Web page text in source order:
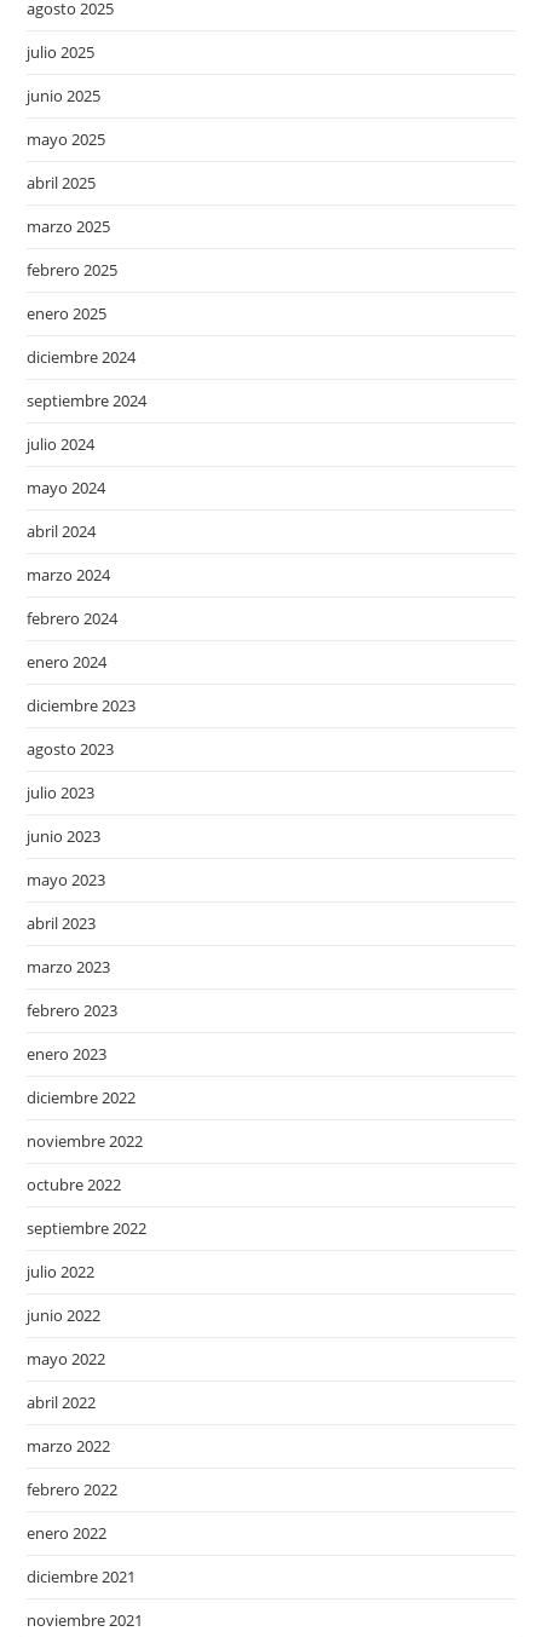
agosto 2025
julio 2025
junio 2025
mayo 2025
abril 2025
marzo 2025
febrero 2025
enero 2025
diciembre 2024
septiembre 2024
julio 2024
mayo 2024
abril 2024
marzo 2024
febrero 2024
enero 2024
diciembre 2023
agosto 2023
julio 2023
junio 2023
mayo 2023
abril 2023
marzo 2023
febrero 2023
enero 2023
diciembre 2022
noviembre 2022
octubre 2022
septiembre 2022
julio 2022
junio 2022
mayo 2022
abril 2022
marzo 2022
febrero 2022
enero 2022
diciembre 2021
noviembre 2021